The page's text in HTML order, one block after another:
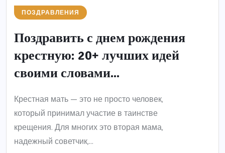
ПОЗДРАВЛЕНИЯ
Поздравить с днем рождения
крестную: 20+ лучших идей
своими словами...
Крестная мать — это не просто человек,
который принимал участие в таинстве
крещения. Для многих это вторая мама,
надежный советчик,...